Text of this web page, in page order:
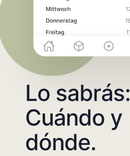
Lo sabrás:
Cuándo y
dónde.